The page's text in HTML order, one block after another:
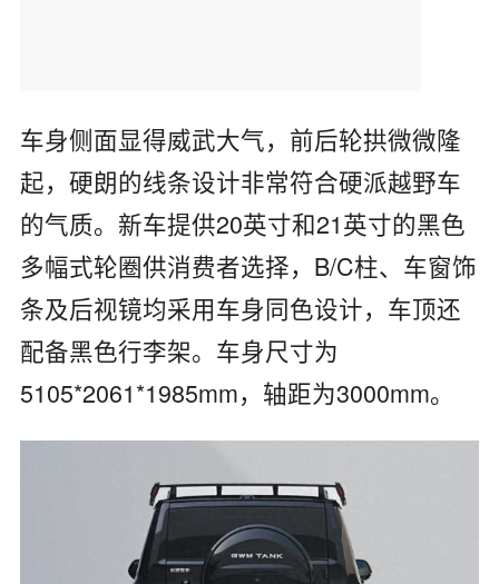
车身侧面显得威武大气，前后轮拱微微隆
起，硬朗的线条设计非常符合硬派越野车
的气质。新车提供20英寸和21英寸的黑色
多幅式轮圈供消费者选择，B/C柱、车窗饰
条及后视镜均采用车身同色设计，车顶还
配备黑色行李架。车身尺寸为
5105*2061*1985mm，轴距为3000mm。